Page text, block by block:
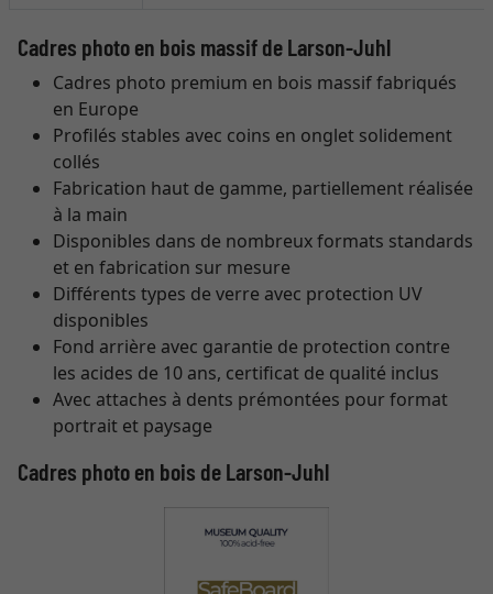
Cadres photo en bois massif de Larson-Juhl
Cadres photo premium en bois massif fabriqués
en Europe
Profilés stables avec coins en onglet solidement
collés
Fabrication haut de gamme, partiellement réalisée
à la main
Disponibles dans de nombreux formats standards
et en fabrication sur mesure
Différents types de verre avec protection UV
disponibles
Fond arrière avec garantie de protection contre
les acides de 10 ans, certificat de qualité inclus
Avec attaches à dents prémontées pour format
portrait et paysage
Cadres photo en bois de Larson-Juhl